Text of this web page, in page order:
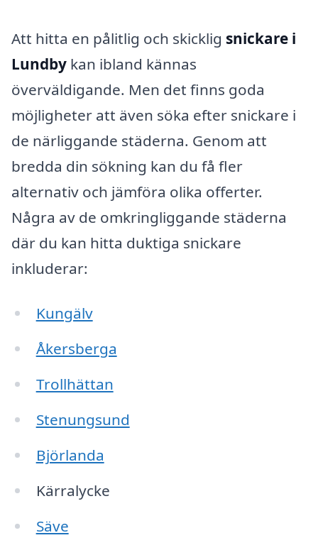
Att hitta en pålitlig och skicklig snickare i
Lundby kan ibland kännas
överväldigande. Men det finns goda
möjligheter att även söka efter snickare i
de närliggande städerna. Genom att
bredda din sökning kan du få fler
alternativ och jämföra olika offerter.
Några av de omkringliggande städerna
där du kan hitta duktiga snickare
inkluderar:
Kungälv
Åkersberga
Trollhättan
Stenungsund
Björlanda
Kärralycke
Säve